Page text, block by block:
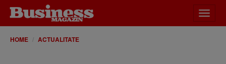
meniu
HOME ACTUALITATE